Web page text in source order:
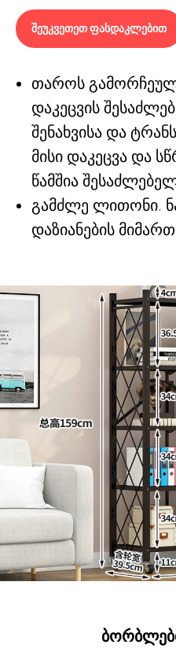
შეუკვეთეთ ფასდაკლებით
თაროს
დაკეცვის
შენახვისა და
მისი დაკეცვა და
წამშია
გამძლე ლითონი.
დაზიანების